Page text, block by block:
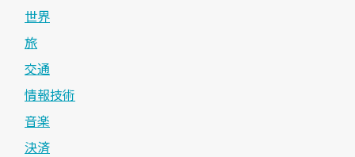
世界
旅
交通
情報技術
音楽
決済